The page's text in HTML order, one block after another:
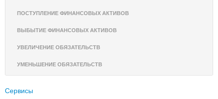
ПОСТУПЛЕНИЕ ФИНАНСОВЫХ АКТИВОВ
ВЫБЫТИЕ ФИНАНСОВЫХ АКТИВОВ
УВЕЛИЧЕНИЕ ОБЯЗАТЕЛЬСТВ
УМЕНЬШЕНИЕ ОБЯЗАТЕЛЬСТВ
Сервисы